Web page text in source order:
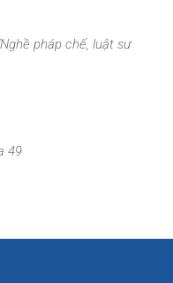
pháp chế, luật sư
49